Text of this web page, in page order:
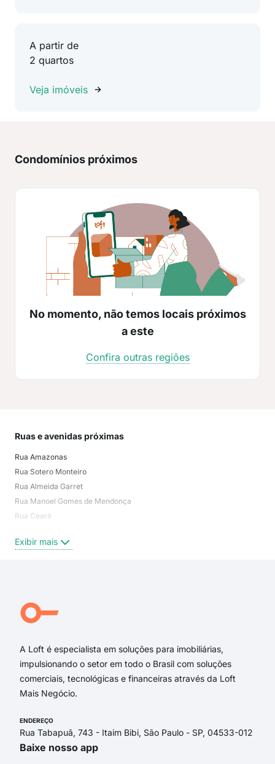
A partir de
2 quartos
Veja imóveis
Condomínios próximos
No momento, não temos locais próximos
a este
Confira outras regiões
Ruas e avenidas próximas
Rua Amazonas
Rua Sotero Monteiro
Rua Almeida Garret
Rua Manoel Gomes de Mendonça
Rua Ceará
Rua Sargento Astrolábio
Rua Manoel Andrade
Sargento Astrolábio
Exibir mais
A Loft é especialista em soluções para imobiliárias,
impulsionando o setor em todo o Brasil com soluções
comerciais, tecnológicas e financeiras através da Loft
Mais Negócio.
ENDEREÇO
Rua Tabapuã, 743 - Itaim Bibi, São Paulo - SP, 04533-012
Baixe nosso app